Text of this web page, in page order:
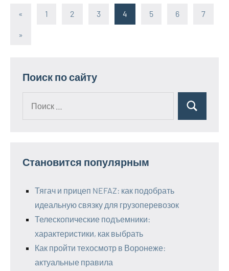
«
Предыдущие
1 2 3 4 5 6 7
Следующие
»
Поиск по сайту
Поиск
Становится популярным
Тягач и прицеп NEFAZ: как подобрать
идеальную связку для грузоперевозок
Телескопические подъемники:
характеристики, как выбрать
Как пройти техосмотр в Воронеже:
актуальные правила